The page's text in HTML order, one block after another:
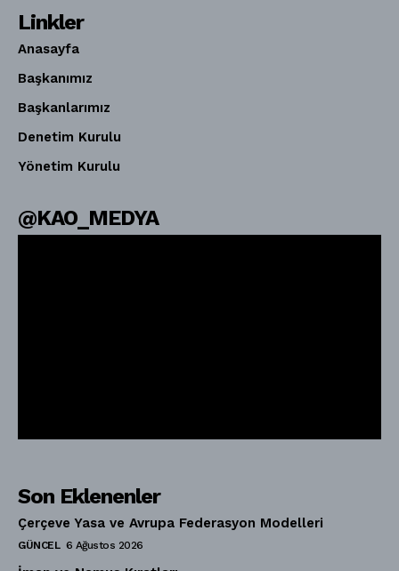
Linkler
Anasayfa
Başkanımız
Başkanlarımız
Denetim Kurulu
Yönetim Kurulu
@KAO_MEDYA
Son Eklenenler
Çerçeve Yasa ve Avrupa Federasyon Modelleri
GÜNCEL 6 Ağustos 2026